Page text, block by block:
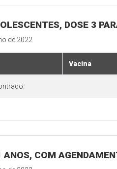
DOSE 3
de 2022
Vacina
COM